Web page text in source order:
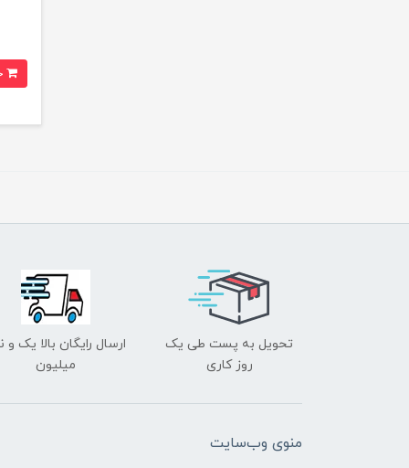
تحویل به پست طی یک
روز کاری
ارسال رایگان بالا یک و
میلیون
منوی وب‌سایت